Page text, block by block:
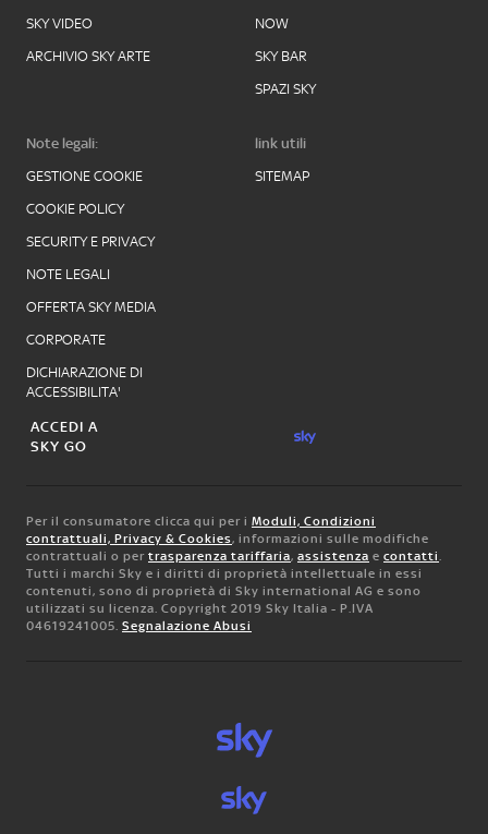
SKY VIDEO
ARCHIVIO SKY ARTE
NOW
SKY BAR
SPAZI SKY
Note legali:
GESTIONE COOKIE
COOKIE POLICY
SECURITY E PRIVACY
NOTE LEGALI
OFFERTA SKY MEDIA
CORPORATE
DICHIARAZIONE DI
ACCESSIBILITA'
link utili
SITEMAP
ACCEDI A
SKY GO
Per il consumatore clicca qui per i Moduli, Condizioni
contrattuali, Privacy & Cookies, informazioni sulle modifiche
contrattuali o per trasparenza tariffaria, assistenza e contatti.
Tutti i marchi Sky e i diritti di proprietà intellettuale in essi
contenuti, sono di proprietà di Sky international AG e sono
utilizzati su licenza. Copyright 2019 Sky Italia - P.IVA
04619241005. Segnalazione Abusi